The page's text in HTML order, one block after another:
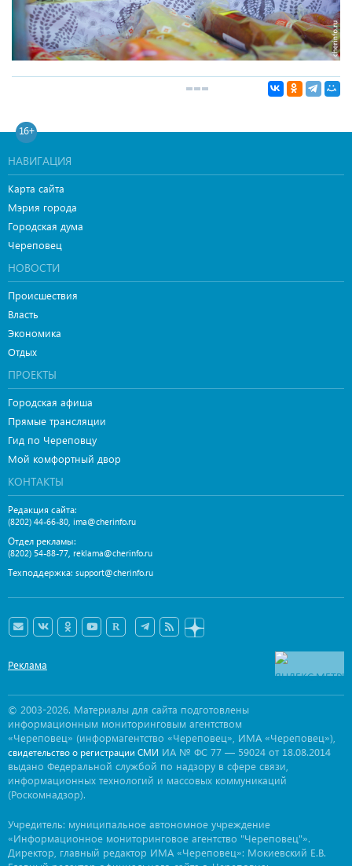
16+
НАВИГАЦИЯ
Карта сайта
Мэрия города
Городская дума
Череповец
НОВОСТИ
Происшествия
Власть
Экономика
Отдых
ПРОЕКТЫ
Городская афиша
Прямые трансляции
Гид по Череповцу
Мой комфортный двор
КОНТАКТЫ
Редакция сайта:
(8202) 44-66-80, ima@cherinfo.ru
Отдел рекламы:
(8202) 54-88-77, reklama@cherinfo.ru
Техподдержка: support@cherinfo.ru
Реклама
© 2003-2026. Материалы для сайта подготовлены
информационным мониторинговым агентством
«Череповец» (информагентство «Череповец», ИМА «Череповец»),
свидетельство о регистрации СМИ ИА № ФС 77 — 59024 от 18.08.2014
выдано Федеральной службой по надзору в сфере связи,
информационных технологий и массовых коммуникаций
(Роскомнадзор).
Учредитель: муниципальное автономное учреждение
«Информационное мониторинговое агентство "Череповец"».
Директор, главный редактор ИМА «Череповец»: Мокиевский Е.В.